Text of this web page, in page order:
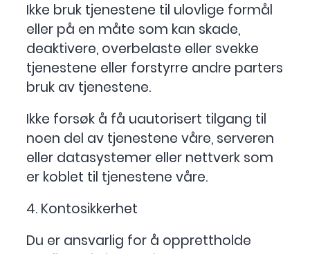
Ikke bruk tjenestene til ulovlige formål
eller på en måte som kan skade,
deaktivere, overbelaste eller svekke
tjenestene eller forstyrre andre parters
bruk av tjenestene.
Ikke forsøk å få uautorisert tilgang til
noen del av tjenestene våre, serveren
eller datasystemer eller nettverk som
er koblet til tjenestene våre.
4. Kontosikkerhet
Du er ansvarlig for å opprettholde